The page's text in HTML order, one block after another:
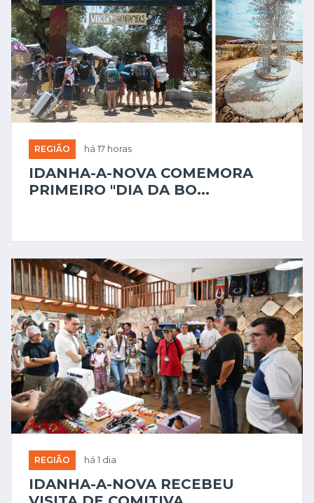
REGIÃO há 17 horas
IDANHA-A-NOVA COMEMORA
PRIMEIRO "DIA DA BO...
REGIÃO há 1 dia
IDANHA-A-NOVA RECEBEU